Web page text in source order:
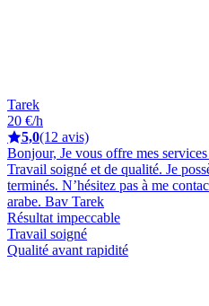
Tarek
20 €/h
5,0(12 avis)
Bonjour, Je vous offre mes
Travail soigné et de qualité. Je
terminés. N’hésitez pas à me
arabe. Bav Tarek
Résultat impeccable
Travail soigné
Qualité avant rapidité